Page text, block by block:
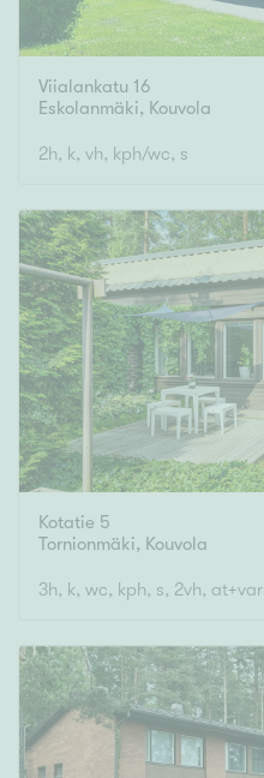
Viialankatu 16
Eskolanmäki, Kouvola
2h, k, vh, kph/wc, s
Kotatie 5
Tornionmäki, Kouvola
3h, k, wc, kph, s, 2vh, at+var